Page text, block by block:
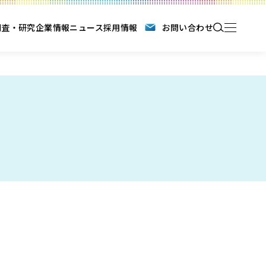
・研究企業情報ニュース採用情報 お問い合わせ